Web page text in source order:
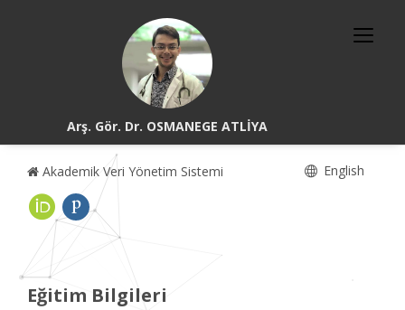
Arş. Gör. Dr. OSMANEGE ATLİYA
Akademik Veri Yönetim Sistemi English
Eğitim Bilgileri